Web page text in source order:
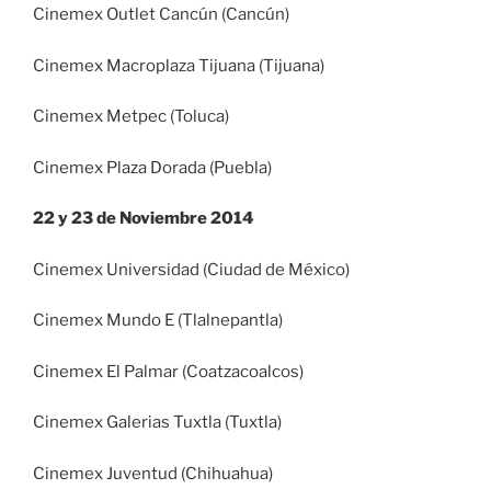
Cinemex Outlet Cancún (Cancún)
Cinemex Macroplaza Tijuana (Tijuana)
Cinemex Metpec (Toluca)
Cinemex Plaza Dorada (Puebla)
22 y 23 de Noviembre 2014
Cinemex Universidad (Ciudad de México)
Cinemex Mundo E (Tlalnepantla)
Cinemex El Palmar (Coatzacoalcos)
Cinemex Galerias Tuxtla (Tuxtla)
Cinemex Juventud (Chihuahua)